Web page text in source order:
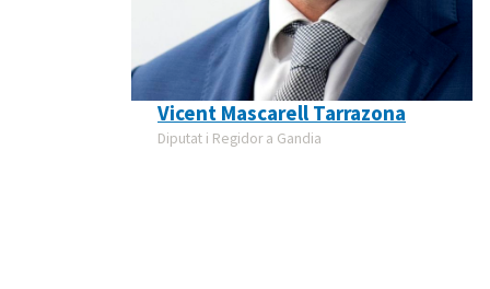
Vicent Mascarell Tarrazona
Diputat i Regidor a Gandia